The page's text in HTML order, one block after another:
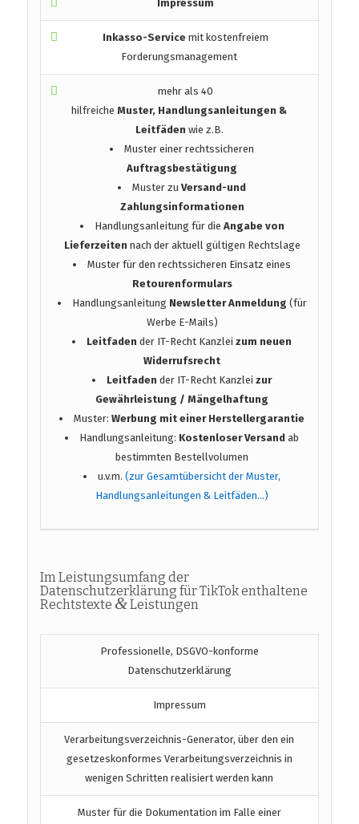
Impressum
Inkasso-Service mit kostenfreiem
Forderungsmanagement
mehr als 40
hilfreicheMuster, Handlungsanleitungen &
Leitfäden wie z.B.
Muster einer rechtssicheren
Auftragsbestätigung
Muster zuVersand-und
Zahlungsinformationen
Handlungsanleitung für die Angabe von
Lieferzeiten nach der aktuell gültigen Rechtslage
Muster für den rechtssicheren Einsatz eines
Retourenformulars
Handlungsanleitung Newsletter Anmeldung (für
Werbe E-Mails)
Leitfaden der IT-Recht Kanzleizum neuen
Widerrufsrecht
Leitfaden der IT-Recht Kanzleizur
Gewährleistung / Mängelhaftung
Muster:Werbung mit einer Herstellergarantie
Handlungsanleitung: Kostenloser Versand ab
bestimmten Bestellvolumen
u.v.m.(zur Gesamtübersicht der Muster,
Handlungsanleitungen & Leitfäden…)
Im Leistungsumfang der
Datenschutzerklärung für TikTok enthaltene
Rechtstexte &Leistungen
Professionelle, DSGVO-konforme
Datenschutzerklärung
Impressum
Verarbeitungsverzeichnis-Generator, über den ein
gesetzeskonformes Verarbeitungsverzeichnis in
wenigen Schritten realisiert werden kann
Muster für die Dokumentation im Falle einer